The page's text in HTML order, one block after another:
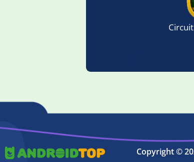
Copyright ©